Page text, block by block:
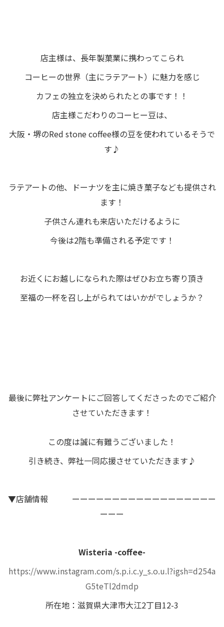
店主様は、長年製菓業に携わってこられ
コーヒーの世界（主にラテアート）に魅力を感じ
カフェの独立を決められたとの事です！！
店主様こだわりのコーヒー豆は、
大阪・堺のRed stone coffee様の豆を使われているそうで
す♪
ラテアートの他、ドーナツを主に焼き菓子なども提供され
ます！
子供さん連れも来店いただけるように
今後は2階も準備される予定です！
お近くにお越しになられた際はぜひお立ち寄り頂き
至福の一杯を召し上がられてはいかがでしょうか？
最後に弊社アンケートにご回答してくださったのでご紹介
させていただきます！
この度は誠に有難うございました！
引き続き、弊社一同応援させていただきます♪
▼店舗情報 ーーーーーーーーーーーーーーーーーー
ーーー
Wisteria -coffee-
https://www.instagram.com/s.p.i.c.y_s.o.u.l?igsh=d254a
G5teTl2dmdp
所在地：滋賀県大津市大江2丁目12-3